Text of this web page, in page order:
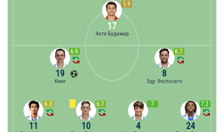
5.9
17
Анте Будимир
6.3
11
6.7
10
7
4
7.2
24
6.9
19
Кике
6.7
8
Эду Экспосито